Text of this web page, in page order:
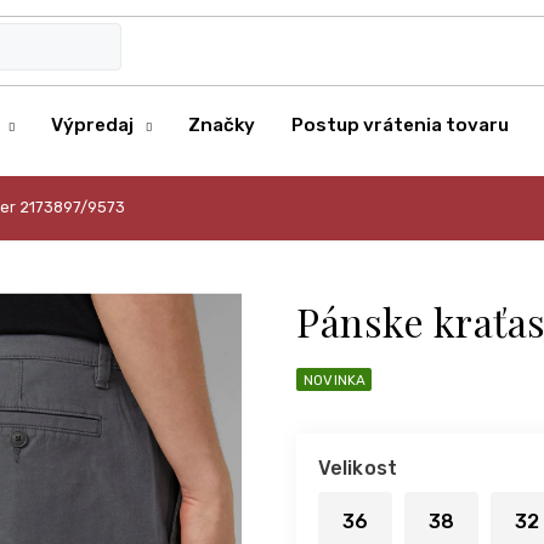
Výpredaj Značky Postup vrátenia tovaru
2173897/9573
Pánske
NOVINKA
Velikost
36 38 32